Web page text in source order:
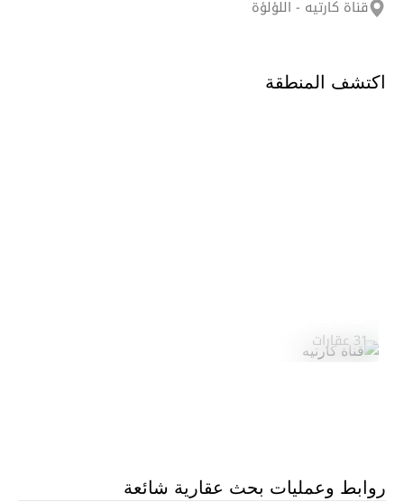
قناة كارتيه - اللؤلؤة
اكتشف المنطقة
31 عقارات
روابط وعمليات بحث عقارية شائعة